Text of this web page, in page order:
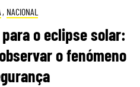
, NACIONAL
o eclipse solar:
o fenómeno